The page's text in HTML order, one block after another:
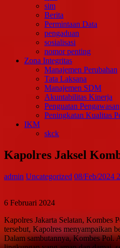
sim
Berita
Permintaan Data
pengaduan
sosialisasi
nomor penting
Zona Integritas
Manajemen Perubahan
Tata Laksana
Manajemen SDM
Akuntabilitas Kinerja
Penguatan Pengawasan
Peningkatan Kualitas
IKM
skck
Kapolres Jaksel
admin Uncategorized 08/Feb/2024
6 Februari 2024
Kapolres Jakarta Selatan, Kombes
tersebut, Kapolres menyampaikan
Dalam sambutannya, Kombes Pol.